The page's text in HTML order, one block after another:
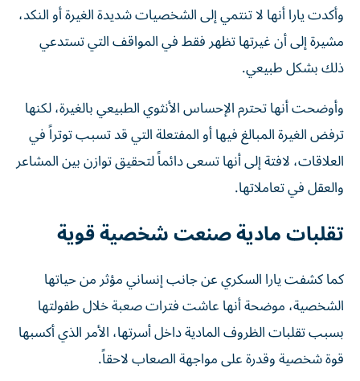
وأكدت يارا أنها لا تنتمي إلى الشخصيات شديدة الغيرة أو النكد،
مشيرة إلى أن غيرتها تظهر فقط في المواقف التي تستدعي
ذلك بشكل طبيعي.
وأوضحت أنها تحترم الإحساس الأنثوي الطبيعي بالغيرة، لكنها
ترفض الغيرة المبالغ فيها أو المفتعلة التي قد تسبب توتراً في
العلاقات، لافتة إلى أنها تسعى دائماً لتحقيق توازن بين المشاعر
والعقل في تعاملاتها.
تقلبات مادية صنعت شخصية قوية
كما كشفت يارا السكري عن جانب إنساني مؤثر من حياتها
الشخصية، موضحة أنها عاشت فترات صعبة خلال طفولتها
بسبب تقلبات الظروف المادية داخل أسرتها، الأمر الذي أكسبها
قوة شخصية وقدرة على مواجهة الصعاب لاحقاً.